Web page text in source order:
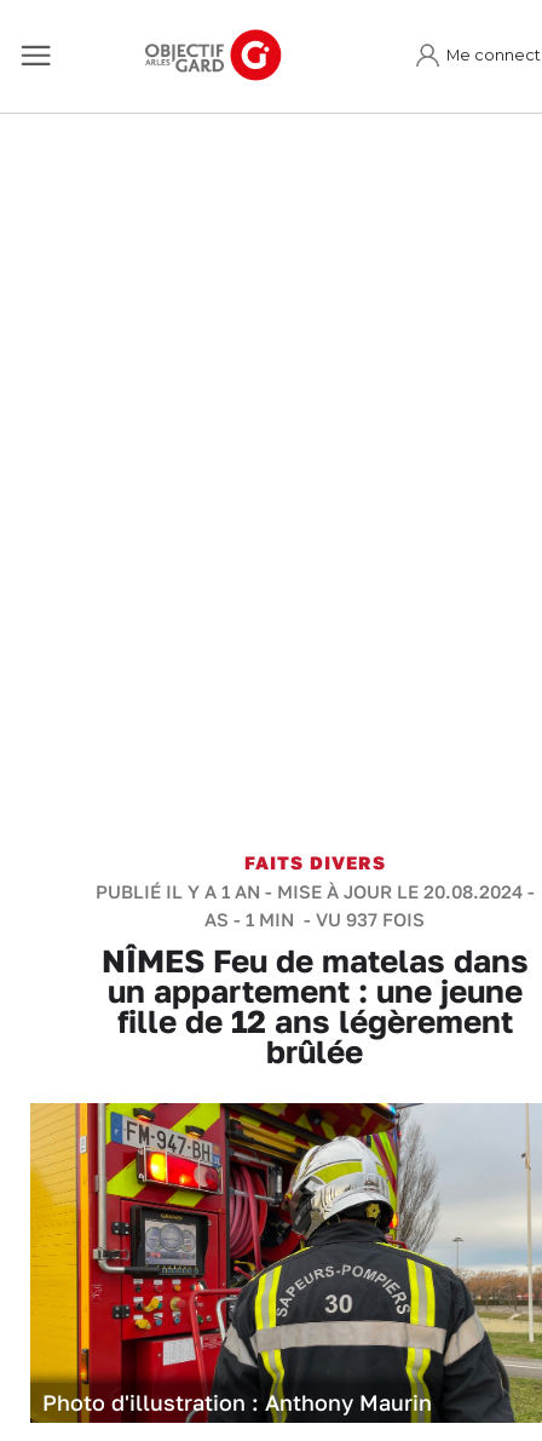
Me
FAITS DIVERS
PUBLIÉ IL Y A 1 AN - MISE À JOUR LE 20.08.2024 -
AS - 1 MIN - VU 937 FOIS
NÎMES Feu de matelas dans
un appartement : une jeune
fille de 12 ans légèrement
brûlée
Photo d'illustration : Anthony Maurin